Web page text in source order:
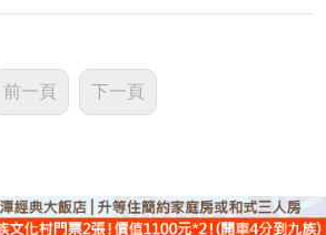
前一頁 下一頁